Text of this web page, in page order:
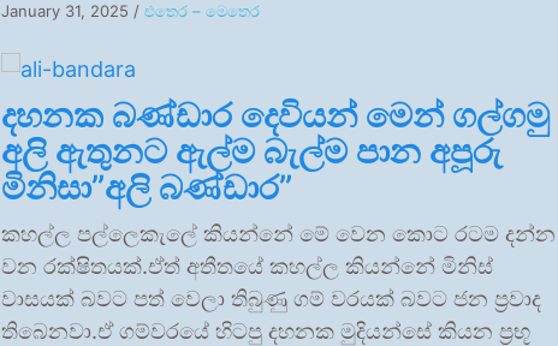
January 31, 2025 / එතෙර – මෙතෙර
දහනක බණ්ඩාර දෙවියන් මෙන් ගල්ගමු
අලි ඇතුනට ඇල්ම බැල්ම පාන අපූරු
මිනිසා”අලි බණ්ඩාර”
කහල්ල පල්ලෙකැලේ කියන්නේ මේ වෙන කොට රටම දන්න
වන රක්ෂිතයක්.ඒත් අතීතයේ කහල්ල කියන්නේ මිනිස්
වාසයක් බවට පත් වෙලා තිබුණු ගම් වරයක් බවට ජන ප්‍රවාද
තිබෙනවා.ඒ ගම්වරයේ හිටපු දහනක මුදියන්සේ කියන ප්‍රභූ